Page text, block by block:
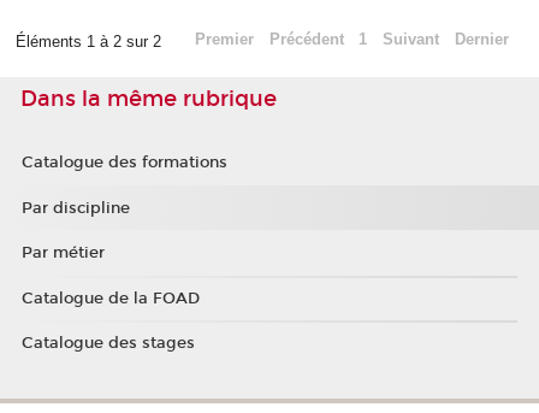
Éléments 1 à 2 sur 2 Premier Précédent 1 Suivant Dernier
Dans la même rubrique
Catalogue des formations
Par discipline
Par métier
Catalogue de la FOAD
Catalogue des stages